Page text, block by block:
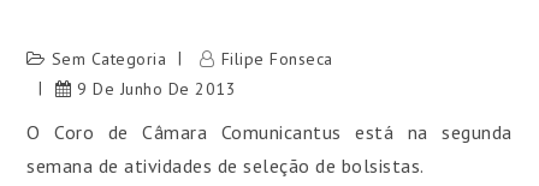
Sem Categoria
Filipe Fonseca
9 De Junho De 2013
O Coro de Câmara Comunicantus está na segunda
semana de atividades de seleção de bolsistas.